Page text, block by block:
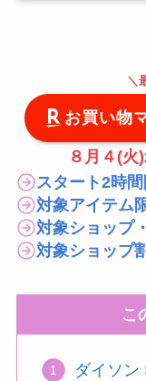
＼
お買い物
８月４(
スタート2時
対象アイテム
対象ショップ
対象ショップ
こ
ダイソン